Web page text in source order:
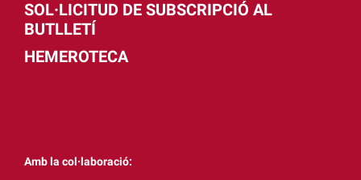
SOL·LICITUD DE SUBSCRIPCIÓ AL
BUTLLETÍ
HEMEROTECA
Amb la col·laboració: